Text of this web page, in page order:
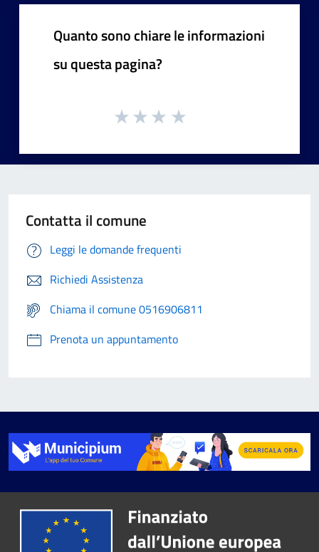
Quanto sono chiare le informazioni
su questa pagina?
Contatta il comune
Leggi le domande frequenti
Richiedi Assistenza
Chiama il comune 0516906811
Prenota un appuntamento